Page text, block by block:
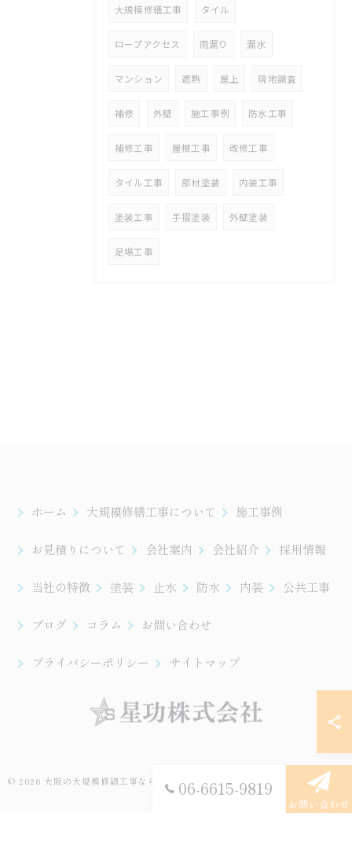
大規模修繕工事 タイル
ロープアクセス 雨漏り 漏水
マンション 遮熱 屋上 現地調査
補修 外壁 施工事例 防水工事
補修工事 屋根工事 改修工事
タイル工事 部材塗装 内装工事
塗装工事 手摺塗装 外壁塗装
足場工事
06-6615-9819
お問い合わせ
ホーム 大規模修繕工事について 施工事例
お見積りについて 会社案内 会社紹介 採用情報
当社の特徴 塗装 止水 防水 内装 公共工事
ブログ コラム お問い合わせ
プライバシーポリシー サイトマップ
© 2026 大阪の大規模修繕工事なら星功株式会社 ALL RIGHTS RESERVED.